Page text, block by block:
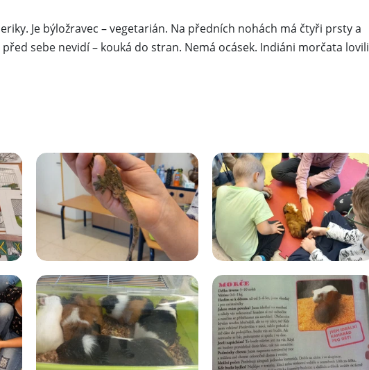
Je býložravec – vegetarián. Na předních nohách má čtyři prsty a
sebe nevidí – kouká do stran. Nemá ocásek. Indiáni morčata lovili